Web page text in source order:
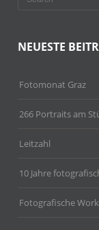
NEUESTE
Fotomonat Graz
266 Portraits am
Leitzahl
10 Jahre
Fotografische